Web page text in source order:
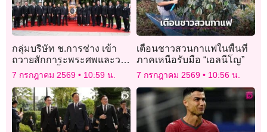
กลุ่มบริษัท ช.การช่าง เข้า
ถวายสักการะพระศพและวาง
พวงมาลาเบื้องหน้าพระรูป
สมเด็จพระเจ้าลูกเธอ เจ้าฟ้า
พัชรกิติยาภาฯ
7 กรกฎาคม 2569 10:59 น.
เตือนชาวสวนกาแฟในพื้นที่
ภาคเหนือรับมือ “เอลนีโญ”
7 กรกฎาคม 2569 10:56 น.